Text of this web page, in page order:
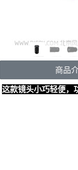
商品
这款镜头小巧轻便，